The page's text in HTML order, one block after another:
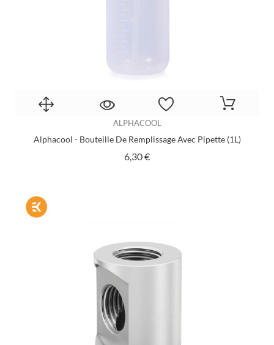
ALPHACOOL
Alphacool - Bouteille De Remplissage Avec Pipette (1L)
6,30 €Prix